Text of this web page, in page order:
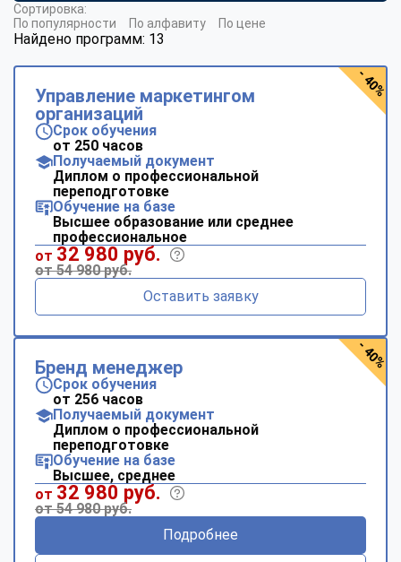
Найдено программ: 13
Сортировка:
По популярности
По алфавиту По цене
Управление маркетингом
организаций
Срок обучения
от 250 часов
Получаемый документ
Диплом о профессиональной
переподготовке
Обучение на базе
Высшее образование или среднее
профессиональное
от 32 980 руб.
от 54 980 руб.
Оставить заявку
- 40%
Бренд менеджер
Срок обучения
от 256 часов
Получаемый документ
Диплом о профессиональной
переподготовке
Обучение на базе
Высшее, среднее
от 32 980 руб.
от 54 980 руб.
Подробнее
- 40%